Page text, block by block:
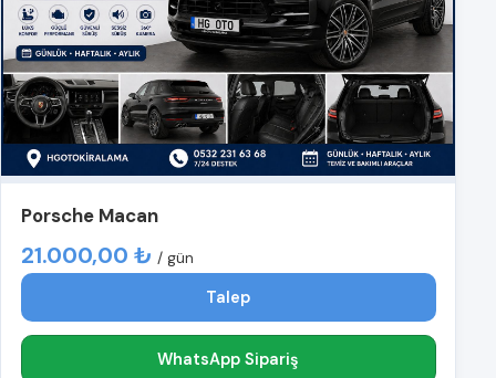
Porsche Macan
21.000,00 ₺ / gün
Talep
WhatsApp Sipariş